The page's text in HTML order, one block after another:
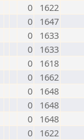
0
1622
0
1647
0
1633
0
1633
0
1618
0
1662
0
1648
0
1648
0
1648
0
1622